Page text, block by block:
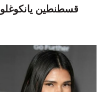
قسطنطين يانكوغلو